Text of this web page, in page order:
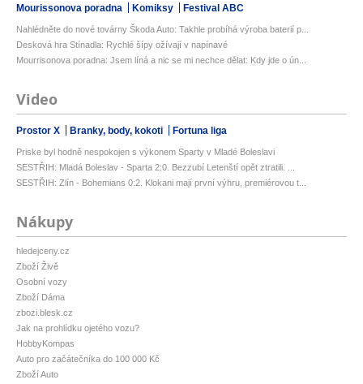
Mourissonova poradna Komiksy Festival ABC
Nahlédněte do nové továrny Škoda Auto: Takhle probíhá výroba baterií p...
Desková hra Stínadla: Rychlé šípy ožívají v napínavé
Mourrisonova poradna: Jsem líná a nic se mi nechce dělat: Kdy jde o ún...
Video
Prostor X Branky, body, kokoti Fortuna liga
Priske byl hodně nespokojen s výkonem Sparty v Mladé Boleslavi
SESTŘIH: Mladá Boleslav - Sparta 2:0. Bezzubí Letenští opět ztratili. ...
SESTŘIH: Zlín - Bohemians 0:2. Klokani mají první výhru, premiérovou t...
Nákupy
hledejceny.cz
Zboží Živě
Osobní vozy
Zboží Dáma
zbozi.blesk.cz
Jak na prohlídku ojetého vozu?
HobbyKompas
Auto pro začátečníka do 100 000 Kč
Zboží Auto